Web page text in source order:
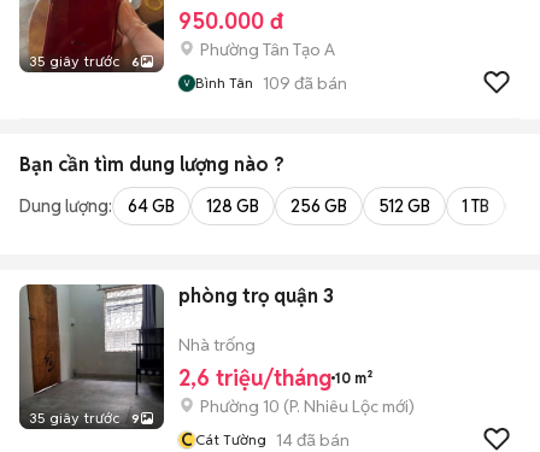
35 giây trước 6
950.000 đ
Phường Tân Tạo A
Bình Tân 109 đã bán
Bạn cần tìm dung lượng nào ?
Dung lượng: 64 GB 128 GB 256 GB 512 GB 1 TB
35 giây trước 9
phòng trọ quận 3
Nhà trống
2,6 triệu/tháng 10 m²
Phường 10 (P. Nhiêu Lộc mới)
CCát Tường 14đã bán